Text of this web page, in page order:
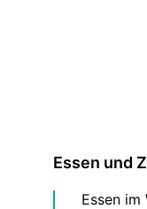
Essen und
Essen im